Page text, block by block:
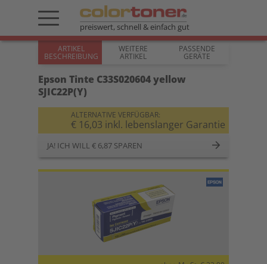
preiswert, schnell & einfach gut
ARTIKEL
BESCHREIBUNG
WEITERE
ARTIKEL
PASSENDE
GERÄTE
Epson Tinte C33S020604 yellow
SJIC22P(Y)
ALTERNATIVE VERFÜGBAR:
€ 16,03 inkl. lebenslanger Garantie
JA! ICH WILL € 6,87 SPAREN